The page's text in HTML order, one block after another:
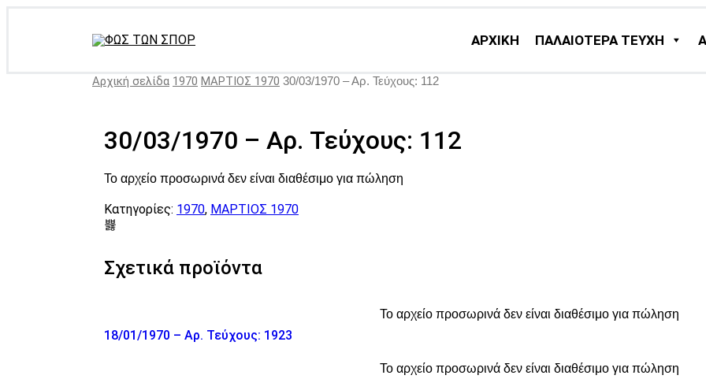
ΑΡΧΙΚΗ ΠΑΛΑΙΟΤΕΡΑ ΤΕΥΧΗ
Αρχική σελίδα 1970 ΜΑΡΤΙΟΣ 1970 30/03/1970 – Αρ. Τεύχους: 112
30/03/1970 – Αρ. Τεύχους: 112
Το αρχείο προσωρινά δεν είναι διαθέσιμο για πώληση
Κατηγορίες: 1970, ΜΑΡΤΙΟΣ 1970
Σχετικά προϊόντα
Το αρχείο προσωρινά δεν είναι διαθέσιμο για πώληση
18/01/1970 – Αρ. Τεύχους: 1923
Το αρχείο προσωρινά δεν είναι διαθέσιμο για πώληση